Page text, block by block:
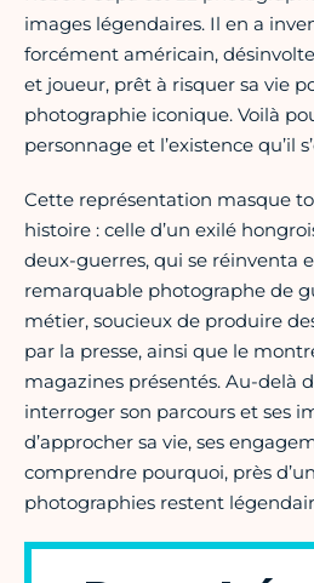
images légendaires. Il en a
forcément américain,
et joueur, prêt à risquer sa vie
photographie iconique. Voilà
personnage et l’existence qu’il
Cette représentation masque
histoire : celle d’un exilé
deux-guerres, qui se réinventa
remarquable photographe de
métier, soucieux de produire
par la presse, ainsi que le
magazines présentés. Au-delà
interroger son parcours et ses
d’approcher sa vie, ses
comprendre pourquoi, près
photographies restent